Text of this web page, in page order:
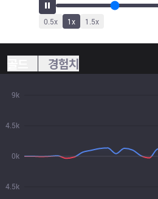
0.5x 1x 1.5x
경험치
4.5k
0k
4.5k
9k